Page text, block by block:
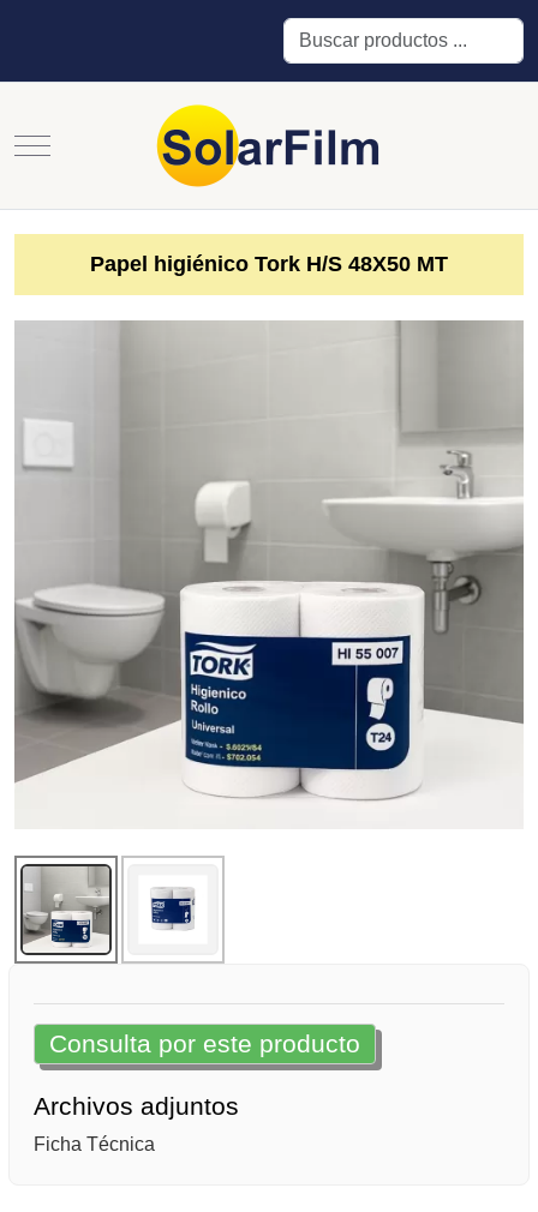
Buscar
Mobile Menu Toggle
Papel higiénico Tork H/S 48X50 MT
Consulta por este producto
Archivos adjuntos
Ficha Técnica